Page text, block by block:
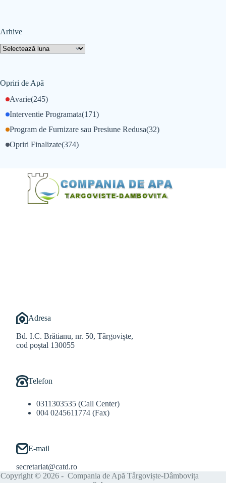
Arhive
Opriri de Apă
Avarie(245)
Interventie Programata(171)
Opriri Finalizate(374)
Program de Furnizare sau Presiune Redusa(32)
Adresa
Bd. I.C. Brătianu, nr. 50, Târgoviște,
cod poștal 130055
Telefon
0311303535 (Call Center)
004 0245611774 (Fax)
E-mail
secretariat@catd.ro
Copyright © 2026 - Compania de Apă Târgoviște-Dâmbovița